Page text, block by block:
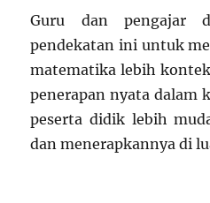
Guru dan pengajar
pendekatan ini untuk
matematika lebih
penerapan nyata dalam
peserta didik lebih
dan menerapkannya di